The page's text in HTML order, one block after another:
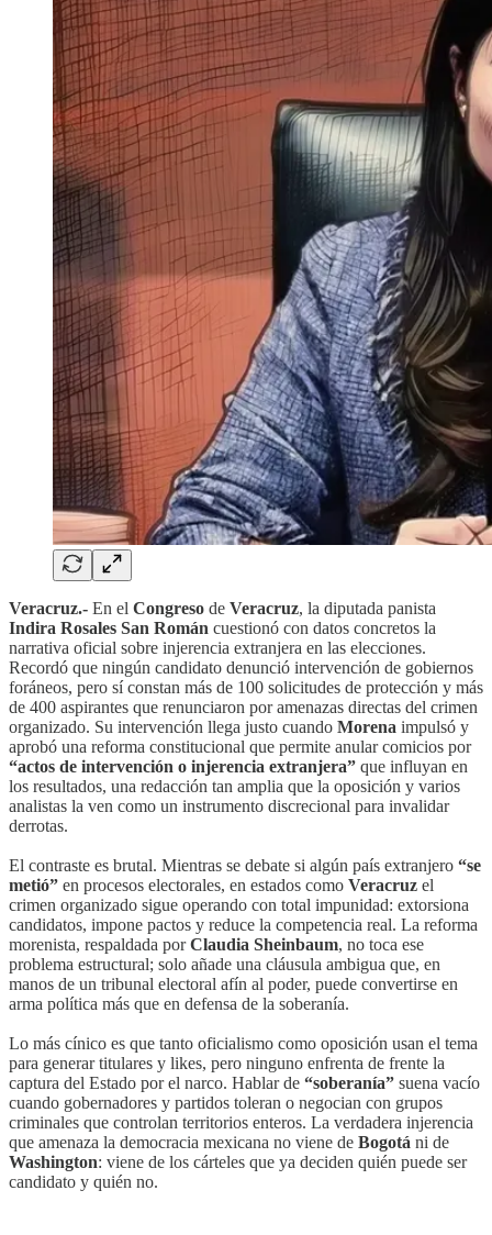
Veracruz.- En el Congreso de Veracruz, la diputada panista
Indira Rosales San Román cuestionó con datos concretos la
narrativa oficial sobre injerencia extranjera en las elecciones.
Recordó que ningún candidato denunció intervención de gobiernos
foráneos, pero sí constan más de 100 solicitudes de protección y más
de 400 aspirantes que renunciaron por amenazas directas del crimen
organizado. Su intervención llega justo cuando Morena impulsó y
aprobó una reforma constitucional que permite anular comicios por
“actos de intervención o injerencia extranjera” que influyan en
los resultados, una redacción tan amplia que la oposición y varios
analistas la ven como un instrumento discrecional para invalidar
derrotas.
El contraste es brutal. Mientras se debate si algún país extranjero “se
metió” en procesos electorales, en estados como Veracruz el
crimen organizado sigue operando con total impunidad: extorsiona
candidatos, impone pactos y reduce la competencia real. La reforma
morenista, respaldada porClaudia Sheinbaum, no toca ese
problema estructural; solo añade una cláusula ambigua que, en
manos de un tribunal electoral afín al poder, puede convertirse en
arma política más que en defensa de la soberanía.
Lo más cínico es que tanto oficialismo como oposición usan el tema
para generar titulares y likes, pero ninguno enfrenta de frente la
captura del Estado por el narco. Hablar de “soberanía” suena vacío
cuando gobernadores y partidos toleran o negocian con grupos
criminales que controlan territorios enteros. La verdadera injerencia
que amenaza la democracia mexicana no viene de Bogotá ni de
Washington: viene de los cárteles que ya deciden quién puede ser
candidato y quién no.